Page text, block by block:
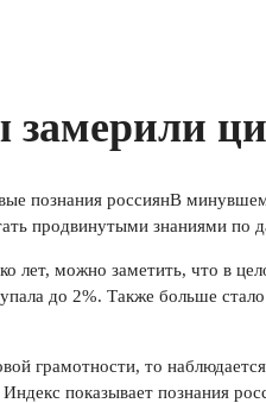
В минувшем
продвинутыми знаниями
лет, можно заметить, что в
упала до 2%. Также больше
грамотности, то
показывает познания